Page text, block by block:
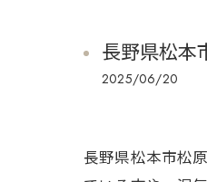
長野県松本
2025/06/20
長野県松本市松